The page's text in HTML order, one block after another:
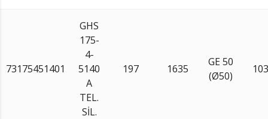
73175451401
GHS
175-
4-
5140
A
TEL.
SİL.
197 1635
GE 50
(Ø50)
103